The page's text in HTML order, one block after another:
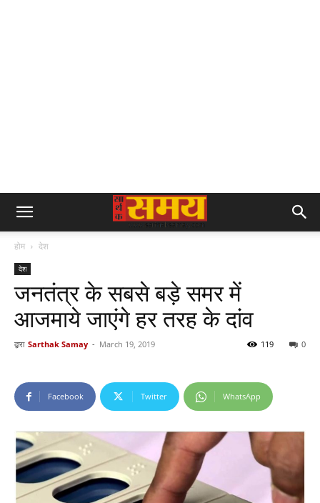
होम देश
देश
जनतंत्र के सबसे बड़े समर में
आजमाये जाएंगे हर तरह के दांव
द्वारा Sarthak Samay - March 19, 2019 0
119
Facebook Twitter WhatsApp